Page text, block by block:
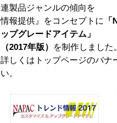
連製品ジャンルの傾向を
情報提供』をコンセプトに
ップグレードアイテム」
（2017年版）
を制作しました
詳しくはトップページのバナ
い。